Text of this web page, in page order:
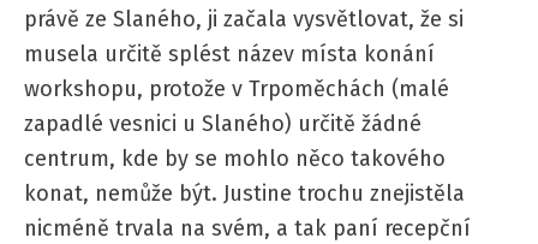
právě ze Slaného, ji začala vysvětlovat, že si
musela určitě splést název místa konání
workshopu, protože v Trpoměchách (malé
zapadlé vesnici u Slaného) určitě žádné
centrum, kde by se mohlo něco takového
konat, nemůže být. Justine trochu znejistěla
nicméně trvala na svém, a tak paní recepční